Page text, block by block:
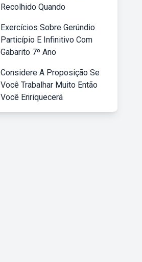
Recolhido Quando
Exercícios Sobre Gerúndio
Particípio E Infinitivo Com
Gabarito 7º Ano
Considere A Proposição Se
Você Trabalhar Muito Então
Você Enriquecerá